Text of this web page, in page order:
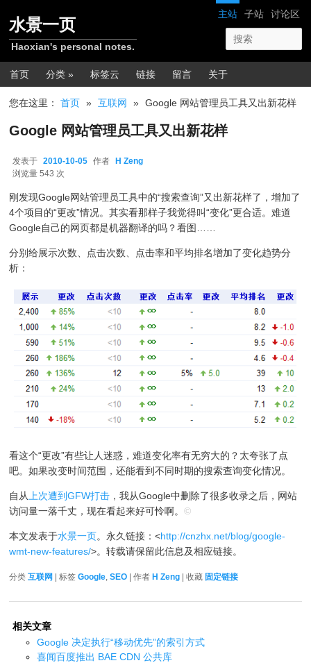
网站导航
主站 子站 讨论区
水景一页
Haoxian's personal notes.
主菜单
首页 分类 » 标签云 链接 留言 关于
您在这里：首页 » 互联网 » Google 网站管理员工具又出新花样
Google 网站管理员工具又出新花样
发表于 2010-10-05 作者 H Zeng
浏览量 543 次
刚发现Google网站管理员工具中的“搜索查询”又出新花样了，增加了
4个项目的“更改”情况。其实看那样子我觉得叫“变化”更合适。难道
Google自己的网页都是机器翻译的吗？看图……
分别给展示次数、点击次数、点击率和平均排名增加了变化趋势分
析：
看这个“更改”有些让人迷惑，难道变化率有无穷大的？太夸张了点
吧。如果改变时间范围，还能看到不同时期的搜索查询变化情况。
自从 上次遭到GFW打击 ，我从Google中删除了很多收录之后，网站
访问量一落千丈，现在看起来好可怜啊。©
本文发表于水景一页。永久链接：<http://cnzhx.net/blog/google-
wmt-new-features/>。转载请保留此信息及相应链接。
分类互联网 | 标签Google,SEO | 作者 H Zeng | 收藏 固定链接
相关文章
Google 决定执行“移动优先”的索引方式
喜闻百度推出 BAE CDN 公共库